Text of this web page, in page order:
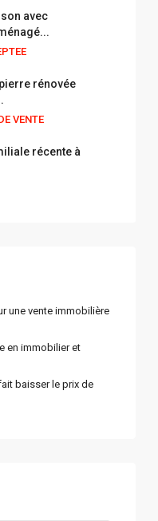
avec
rénovée
VENTE
récente à
une vente immobilière
en immobilier et
baisser le prix de